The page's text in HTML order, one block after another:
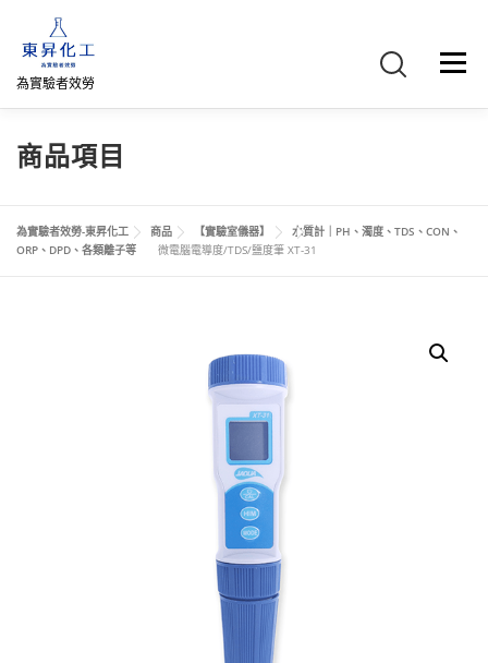
為實驗者效勞
選單
首頁 關於我們
網路商店 直購專區 詢價車、購物車/會員
商品項目
為實驗者效勞-東昇化工 商品 【實驗室儀器】
水質計｜PH、濁度、TDS、CON、
ORP、DPD、各類離子等
微電腦電導度/TDS/鹽度筆 XT-31